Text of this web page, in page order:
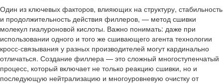
Один из ключевых факторов, влияющих на структуру, стабильность
и продолжительность действия филлеров, — метод сшивки
молекул гиалуроновой кислоты. Важно понимать: даже при
использовании одного и того же сшивающего агента технологии
кросс-связывания у разных производителей могут кардинально
отличаться. Создание филлера — это сложный многоступенчатый
процесс, который включает не только реакцию сшивки, но и
последующую нейтрализацию и многоуровневую очистку от